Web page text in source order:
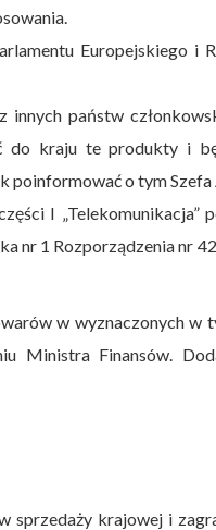
Europejskiego i
państw
do kraju te produkty i
poinformować o tym Szefa
I „Telekomunikacja”
nr 1 Rozporządzenia nr
w wyznaczonych w
Ministra Finansów.
sprzedaży krajowej i